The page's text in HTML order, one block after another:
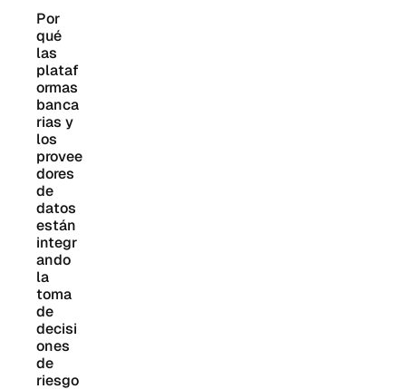
de la
directriz
314(b)
de
FinCEN
aclara
la
cobertu
ra
contra
fraudes,
la
confide
ncialida
d de los
Reporte
s de
Activida
des
Sospec
Por
qué
las
plataf
ormas
banca
rias y
los
provee
dores
de
datos
están
integr
ando
la
toma
de
decisi
ones
de
riesgo